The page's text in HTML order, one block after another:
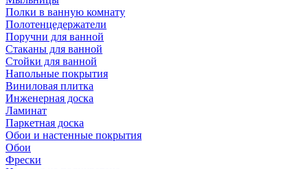
Полки в ванную комнату
Полотенцедержатели
Поручни для ванной
Стаканы для ванной
Стойки для ванной
Напольные покрытия
Виниловая плитка
Инженерная доска
Ламинат
Паркетная доска
Обои и настенные покрытия
Обои
Фрески